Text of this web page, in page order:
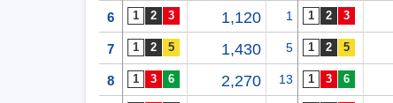
6 1,120 1
7 1,430 5
8 2,270 13